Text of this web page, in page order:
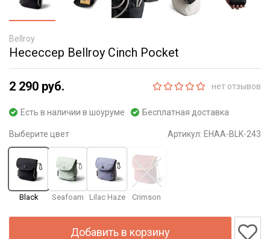
Bellroy
Несессер Bellroy Cinch Pocket
2 290 руб. нет отзывов
Есть в наличии в шоуруме Бесплатная доставка
Выберите цвет Артикул: EHAA-BLK-243
Black Seafoam Lilac Haze Crimson
Добавить в корзину